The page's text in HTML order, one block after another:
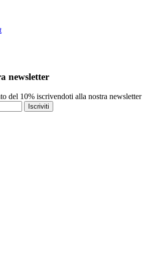
newsletter
del 10% iscrivendoti alla nostra newsletter
Iscriviti